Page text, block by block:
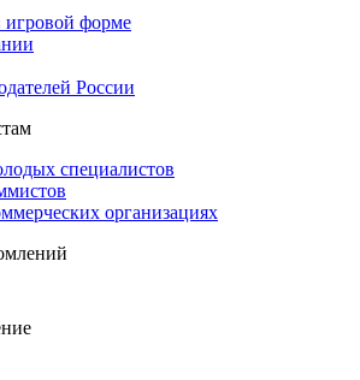
форме
России
специалистов
организациях